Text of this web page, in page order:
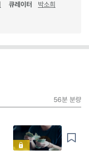
큐레이터
박소희
56분 분량